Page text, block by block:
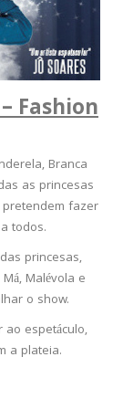
Fashion
Branca
as princesas
pretendem fazer
todos.
princesas,
Malévola e
o show.
espetáculo,
a plateia.